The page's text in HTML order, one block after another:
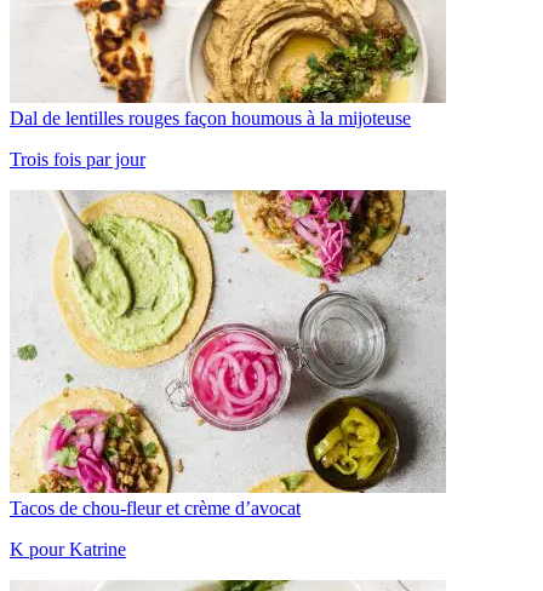
Dal de lentilles rouges façon houmous à la mijoteuse
Trois fois par jour
Tacos de chou-fleur et crème d’avocat
K pour Katrine